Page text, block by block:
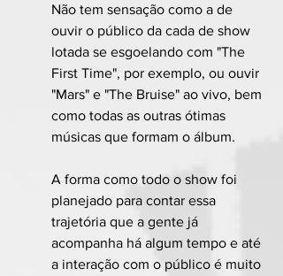
Não tem sensação como a de
ouvir o público da cada de show
lotada se esgoelando com "The
First Time", por exemplo, ou ouvir
"Mars" e "The Bruise" ao vivo, bem
como todas as outras ótimas
músicas que formam o álbum.
A forma como todo o show foi
planejado para contar essa
trajetória que a gente já
acompanha há algum tempo e até
a interação com o público é muito